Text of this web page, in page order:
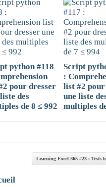
python #118
pour dresser
des
de 8 ≤ 992
Script
:
list #2
une liste
multiples
Learning Excel 365 #23 : Tests